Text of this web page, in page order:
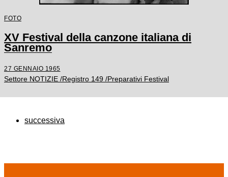
FOTO
XV Festival della canzone italiana di
Sanremo
27 GENNAIO 1965
Settore NOTIZIE /Registro 149 /Preparativi Festival
successiva